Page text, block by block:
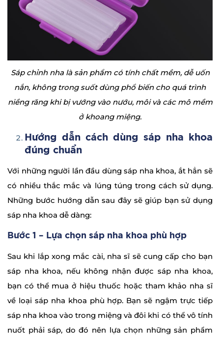
Sáp chỉnh nha là sản phẩm có tính chất mềm, dễ uốn
nắn, không trong suốt dùng phổ biến cho quá trình
niềng răng khi bị vướng vào nướu, môi và các mô mềm
ở khoang miệng.
Hướng dẫn cách dùng sáp nha khoa
đúng chuẩn
Với những người lần đầu dùng sáp nha khoa, ắt hẳn sẽ
có nhiều thắc mắc và lúng túng trong cách sử dụng.
Những bước hướng dẫn sau đây sẽ giúp bạn sử dụng
sáp nha khoa dễ dàng:
Bước 1 – Lựa chọn sáp nha khoa phù hợp
Sau khi lắp xong mắc cài, nha sĩ sẽ cung cấp cho bạn
sáp nha khoa, nếu không nhận được sáp nha khoa,
bạn có thể mua ở hiệu thuốc hoặc tham khảo nha sĩ
về loại sáp nha khoa phù hợp. Bạn sẽ ngậm trực tiếp
sáp nha khoa vào trong miệng và đôi khi có thể vô tính
nuốt phải sáp, do đó nên lựa chọn những sản phẩm